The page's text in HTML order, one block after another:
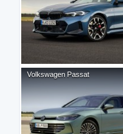
Volkswagen Passat